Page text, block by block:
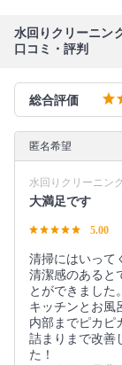
水回りクリーニン
口コミ・評判
総合評価
匿名希望
水回りクリーニン
大満足です
5.00
清掃にはいって
清潔感のあると
とができました。
キッチンとお風
内部までピカピ
詰まりまで改善
た！